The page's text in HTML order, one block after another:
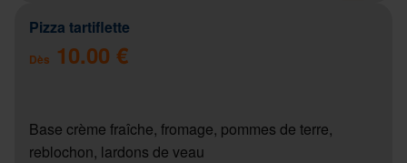
Pizza tartiflette
Dès 10.00 €
Base crème fraîche, fromage, pommes de terre,
reblochon, lardons de veau